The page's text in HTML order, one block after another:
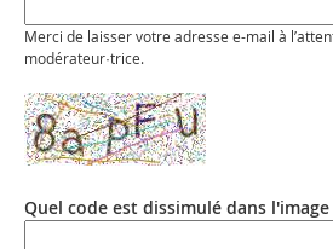
Merci de laisser votre adresse e-mail à
modérateur·trice.
Quel code est dissimulé dans l'image